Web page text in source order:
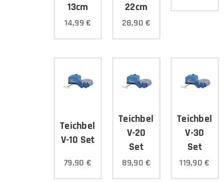
13cm
14,99€
22cm
28,90 €
Teichbelüfter
V-10 Set
79,90 €
Teichbelüfter
V-20
Set
89,90 €
V-30
Set
119,90 €